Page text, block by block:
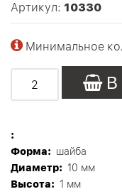
Артикул: 10330
Минимальное
В
:
Форма: шайба
Диаметр: 10 мм
Высота: 1 мм